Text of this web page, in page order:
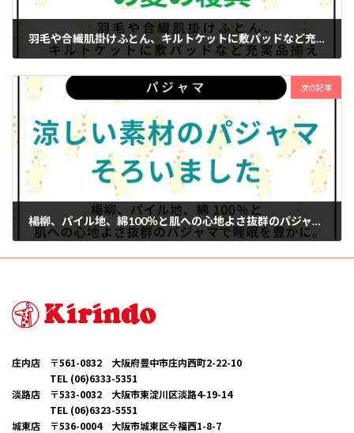
羽毛や合繊肌掛けふとん、キルトケットに敷パッドなど充実品揃え
次の記事
楊柳、パイル地、綿100％と肌への心地よさ抜群のパジャマで睡眠を豊かに。
庄内店 〒561-0832 大阪府豊中市庄内西町2-22-10
TEL (06)6333-5351
淡路店 〒533-0032 大阪市東淀川区淡路4-19-14
TEL (06)6323-5551
城東店 〒536-0004 大阪市城東区今福西1-8-7